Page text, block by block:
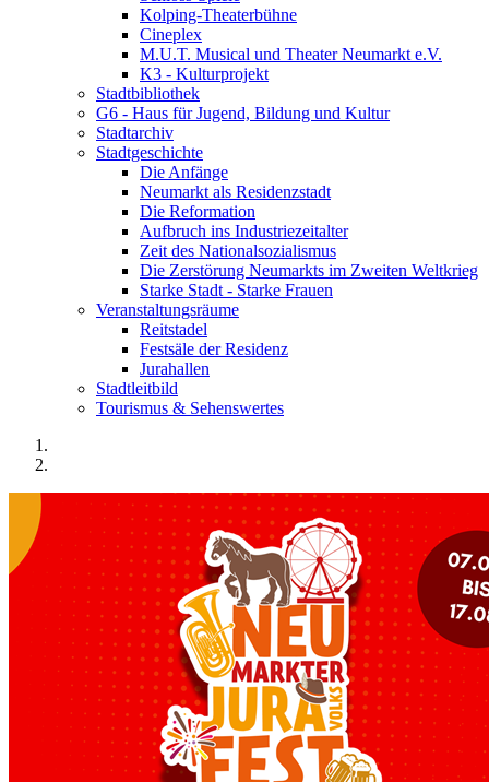
Kolping-Theaterbühne
Cineplex
M.U.T. Musical und Theater Neumarkt e.V.
K3 - Kulturprojekt
Stadtbibliothek
G6 - Haus für Jugend, Bildung und Kultur
Stadtarchiv
Stadtgeschichte
Die Anfänge
Neumarkt als Residenzstadt
Die Reformation
Aufbruch ins Industriezeitalter
Zeit des Nationalsozialismus
Die Zerstörung Neumarkts im Zweiten Weltkrieg
Starke Stadt - Starke Frauen
Veranstaltungsräume
Reitstadel
Festsäle der Residenz
Jurahallen
Stadtleitbild
Tourismus & Sehenswertes